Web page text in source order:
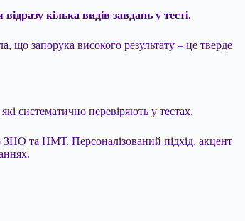
кілька видів завдань у тесті.
що запорука високого результату – це тверде
систематично перевіряють у тестах.
та НМТ. Персоналізований підхід, акцент